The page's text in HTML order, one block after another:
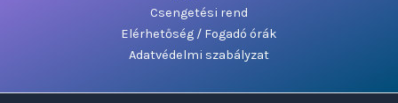
Csengetési rend
Elérhetőség / Fogadó órák
Adatvédelmi szabályzat